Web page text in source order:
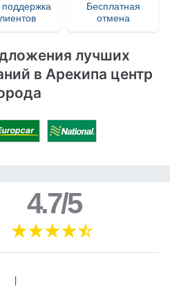
поддержка
Бесплатная
отмена
лучших
в Арекипа центр
4.7/5